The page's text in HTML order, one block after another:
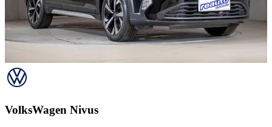
VolksWagen Nivus